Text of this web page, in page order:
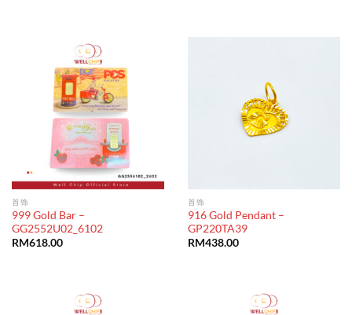
首饰
999 Gold Bar –
GG2552U02_6102
RM618.00
首饰
916 Gold Pendant –
GP220TA39
RM438.00